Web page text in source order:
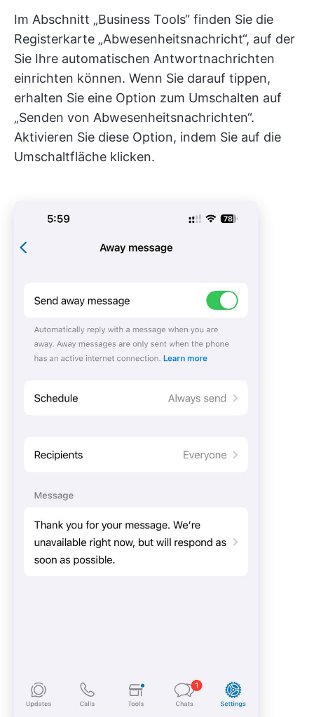
Im Abschnitt „Business Tools“ finden Sie die
Registerkarte „Abwesenheitsnachricht“, auf der
Sie Ihre automatischen Antwortnachrichten
einrichten können. Wenn Sie darauf tippen,
erhalten Sie eine Option zum Umschalten auf
„Senden von Abwesenheitsnachrichten“.
Aktivieren Sie diese Option, indem Sie auf die
Umschaltfläche klicken.